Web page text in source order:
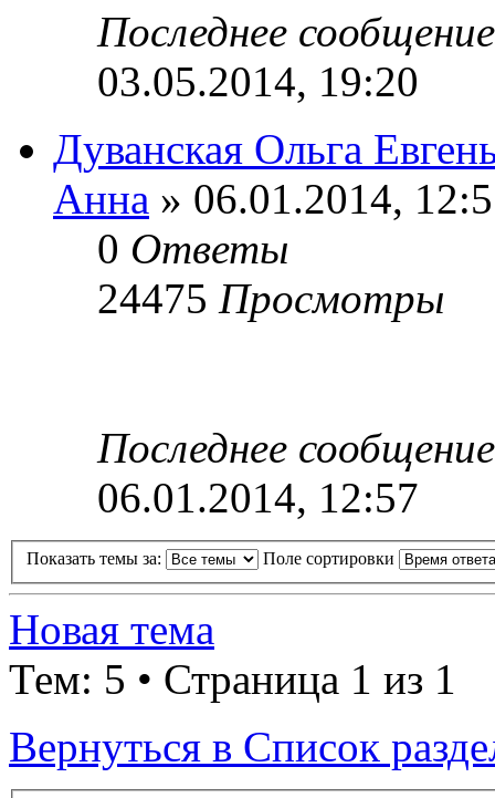
Последнее
03.05.2014, 19:20
Дуванская Ольга
Анна » 06.01.2014,
0 Ответы
24475 Просмотры
Последнее
06.01.2014, 12:57
Показать темы за: Поле сортировки
Новая тема
Тем: 5 • Страница 1 из 1
Вернуться в Список